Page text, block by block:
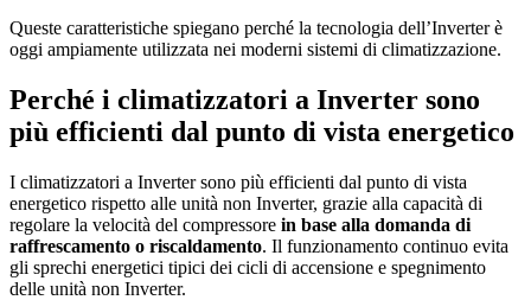
Queste caratteristiche spiegano perché la tecnologia dell’Inverter è
oggi ampiamente utilizzata nei moderni sistemi di climatizzazione.
Perché i climatizzatori a Inverter sono
più efficienti dal punto di vista energetico
I climatizzatori a Inverter sono più efficienti dal punto di vista
energetico rispetto alle unità non Inverter, grazie alla capacità di
regolare la velocità del compressore in base alla domanda di
raffrescamento o riscaldamento. Il funzionamento continuo evita
gli sprechi energetici tipici dei cicli di accensione e spegnimento
delle unità non Inverter.